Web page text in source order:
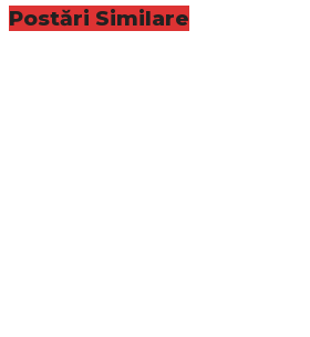
Postări Similare